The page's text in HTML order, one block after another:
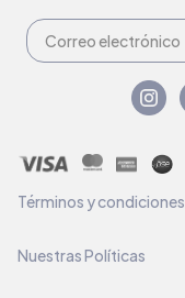
Términos y condiciones
Nuestras Políticas